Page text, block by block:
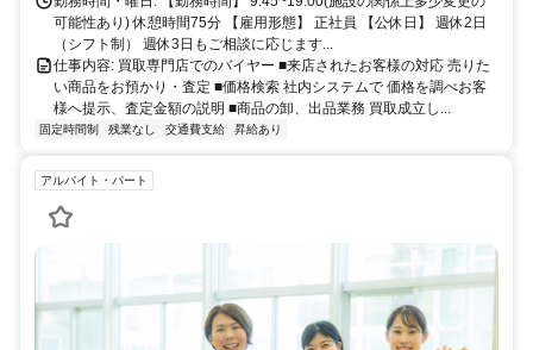
可能性あり) 休憩時間75分 【雇用形態】 正社員 【公休日】 週休2日
（シフト制） 週休3日もご相談に応じます...
仕事内容: 買取専門店でのバイヤー ■来店されたお客様の対応 売りた
い商品をお預かり・査定 ■価格検索 社内システムで 価格を調べお客
様へ提示、査定金額の説明 ■商品の卸、出品業務 買取成立し...
固定時間制 残業なし 交通費支給 昇給あり
アルバイト・パート